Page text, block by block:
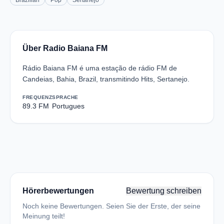
Über Radio Baiana FM
Rádio Baiana FM é uma estação de rádio FM de
Candeias, Bahia, Brazil, transmitindo Hits, Sertanejo.
FREQUENZ
89.3 FM
SPRACHE
Portugues
Hörerbewertungen Bewertung schreiben
Noch keine Bewertungen. Seien Sie der Erste, der seine
Meinung teilt!